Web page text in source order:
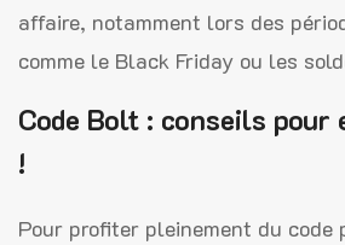
affaire, notamment lors des
comme le Black Friday ou les
Code Bolt : conseils
!
Pour profiter pleinement du code